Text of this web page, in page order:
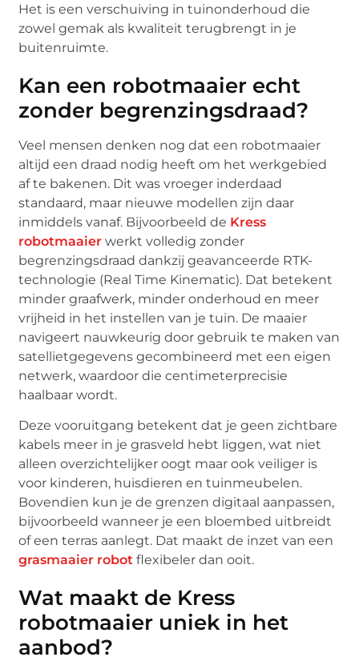
Het is een verschuiving in tuinonderhoud die
zowel gemak als kwaliteit terugbrengt in je
buitenruimte.
Kan een robotmaaier echt
zonder begrenzingsdraad?
Veel mensen denken nog dat een robotmaaier
altijd een draad nodig heeft om het werkgebied
af te bakenen. Dit was vroeger inderdaad
standaard, maar nieuwe modellen zijn daar
inmiddels vanaf. Bijvoorbeeld de Kress
robotmaaier werkt volledig zonder
begrenzingsdraad dankzij geavanceerde RTK-
technologie (Real Time Kinematic). Dat betekent
minder graafwerk, minder onderhoud en meer
vrijheid in het instellen van je tuin. De maaier
navigeert nauwkeurig door gebruik te maken van
satellietgegevens gecombineerd met een eigen
netwerk, waardoor die centimeterprecisie
haalbaar wordt.
Deze vooruitgang betekent dat je geen zichtbare
kabels meer in je grasveld hebt liggen, wat niet
alleen overzichtelijker oogt maar ook veiliger is
voor kinderen, huisdieren en tuinmeubelen.
Bovendien kun je de grenzen digitaal aanpassen,
bijvoorbeeld wanneer je een bloembed uitbreidt
of een terras aanlegt. Dat maakt de inzet van een
grasmaaier robot flexibeler dan ooit.
Wat maakt de Kress
robotmaaier uniek in het
aanbod?